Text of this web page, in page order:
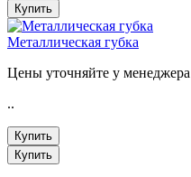
Купить
Металлическая губка
Цены уточняйте у менеджера
..
Купить
Купить